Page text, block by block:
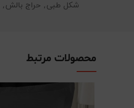
شکل طبی, حراج بالش,
محصولات مرتبط